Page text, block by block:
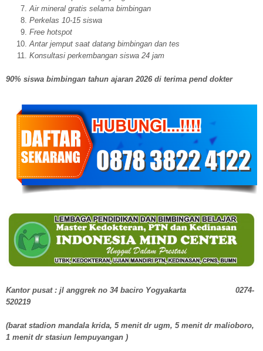
Air mineral gratis selama bimbingan
Perkelas 10-15 siswa
Free hotspot
Antar jemput saat datang bimbingan dan tes
Konsultasi perkembangan siswa 24 jam
90% siswa bimbingan tahun ajaran 2026 di terima pend dokter
Kantor pusat : jl anggrek no 34 baciro Yogyakarta 0274-
520219
(barat stadion mandala krida, 5 menit dr ugm, 5 menit dr malioboro,
1 menit dr stasiun lempuyangan )